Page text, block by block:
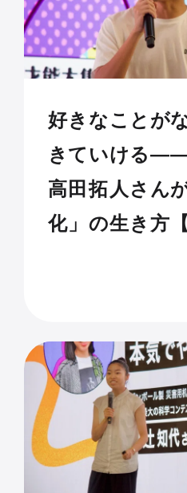
好きなことが
きていける
高田拓人さん
化」の生き方